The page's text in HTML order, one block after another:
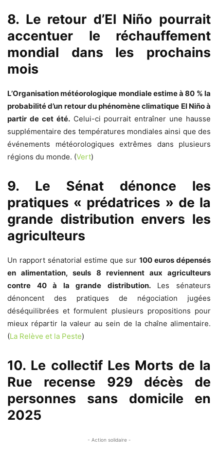
8. Le retour d’El Niño pourrait
accentuer le réchauffement
mondial dans les prochains
mois
L’Organisation météorologique mondiale estime à 80 % la
probabilité d’un retour du phénomène climatique El Niño à
partir de cet été.Celui-ci pourrait entraîner une hausse
supplémentaire des températures mondiales ainsi que des
événements météorologiques extrêmes dans plusieurs
régions du monde. (Vert)
9. Le Sénat dénonce les
pratiques « prédatrices » de la
grande distribution envers les
agriculteurs
Un rapport sénatorial estime que sur 100 euros dépensés
en alimentation, seuls 8 reviennent aux agriculteurs
contre 40 à la grande distribution.Les sénateurs
dénoncent des pratiques de négociation jugées
déséquilibrées et formulent plusieurs propositions pour
mieux répartir la valeur au sein de la chaîne alimentaire.
(La Relève et la Peste)
10. Le collectif Les Morts de la
Rue recense 929 décès de
personnes sans domicile en
2025
- Action solidaire -